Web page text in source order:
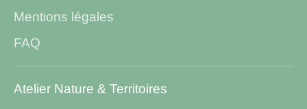
Mentions légales
FAQ
Atelier Nature & Territoires